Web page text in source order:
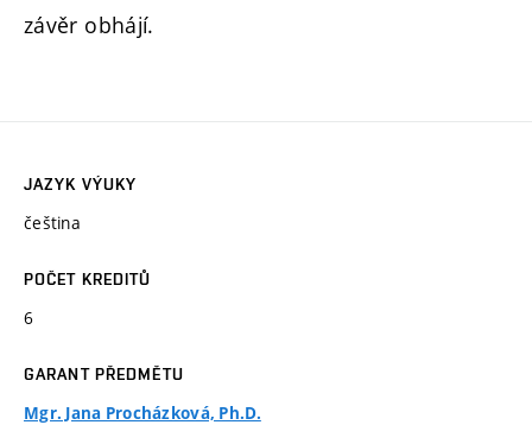
závěr obhájí.
JAZYK VÝUKY
čeština
POČET KREDITŮ
6
GARANT PŘEDMĚTU
Mgr. Jana Procházková, Ph.D.